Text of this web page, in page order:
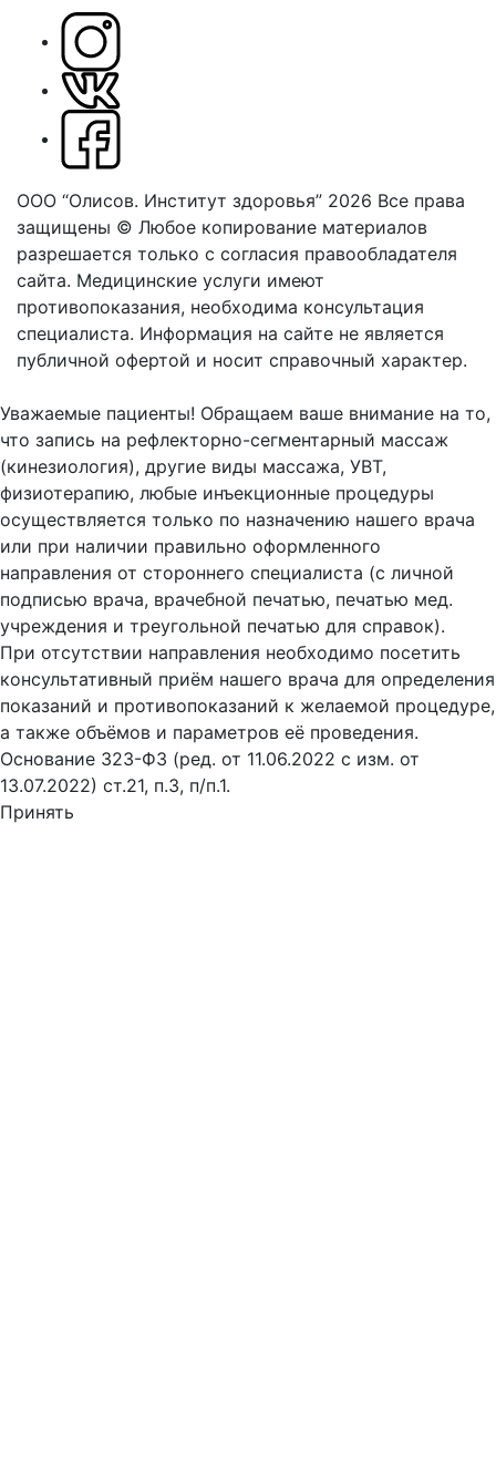
ООО “Олисов. Институт здоровья” 2026 Все права
защищены © Любое копирование материалов
разрешается только с согласия правообладателя
сайта. Медицинские услуги имеют
противопоказания, необходима консультация
специалиста. Информация на сайте не является
публичной офертой и носит справочный характер.
Уважаемые пациенты! Обращаем ваше внимание на то,
что запись на рефлекторно-сегментарный массаж
(кинезиология), другие виды массажа, УВТ,
физиотерапию, любые инъекционные процедуры
осуществляется только по назначению нашего врача
или при наличии правильно оформленного
направления от стороннего специалиста (с личной
подписью врача, врачебной печатью, печатью мед.
учреждения и треугольной печатью для справок).
При отсутствии направления необходимо посетить
консультативный приём нашего врача для определения
показаний и противопоказаний к желаемой процедуре,
а также объёмов и параметров её проведения.
Основание 323-ФЗ (ред. от 11.06.2022 с изм. от
13.07.2022) ст.21, п.3, п/п.1.
Принять